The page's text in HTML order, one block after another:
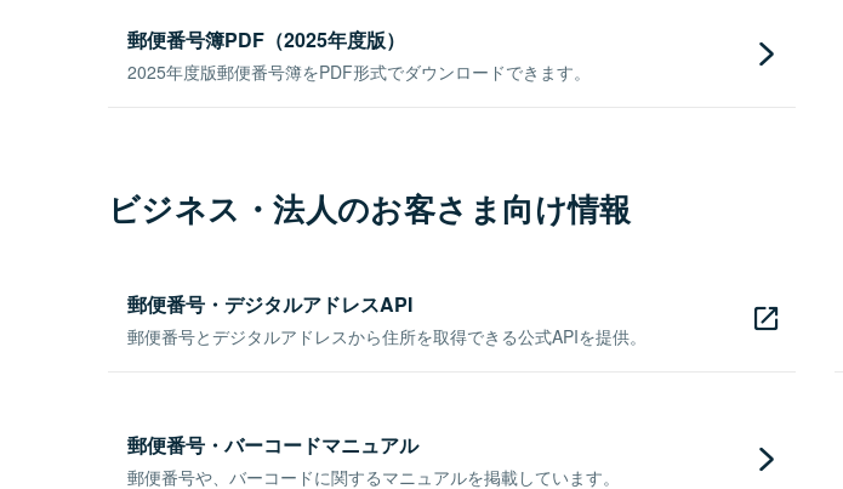
郵便番号簿PDF（2025年度版）
2025年度版郵便番号簿をPDF形式でダウンロードできます。
ビジネス・法人のお客さま向け情報
郵便番号・デジタルアドレスAPI
郵便番号とデジタルアドレスから住所を取得できる公式APIを提供。
郵便番号・バーコードマニュアル
郵便番号や、バーコードに関するマニュアルを掲載しています。